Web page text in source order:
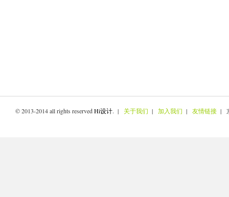
© 2013-2014 all rights reservedHi设计. | 关于我们 | 加入我们 | 友情链接 |